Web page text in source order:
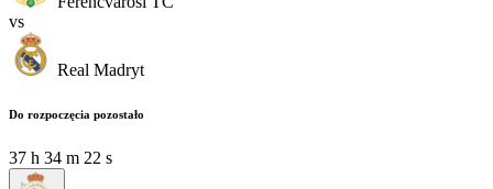
vs
Real Madryt
Do rozpoczęcia pozostało
37 h 34 m 21 s